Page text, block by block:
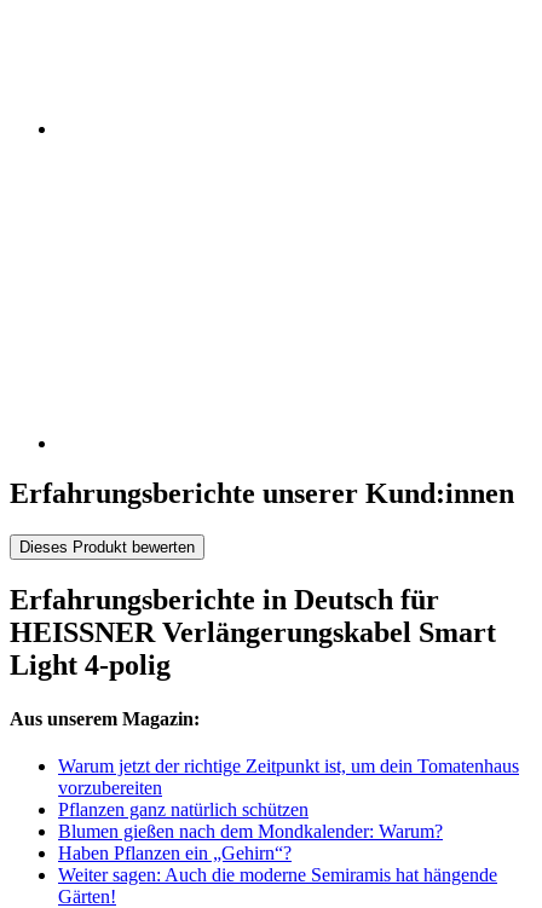
Erfahrungsberichte unserer Kund:innen
Dieses Produkt bewerten
Erfahrungsberichte in Deutsch für
HEISSNER Verlängerungskabel Smart
Light 4-polig
Aus unserem Magazin:
Warum jetzt der richtige Zeitpunkt ist, um dein Tomatenhaus
vorzubereiten
Pflanzen ganz natürlich schützen
Blumen gießen nach dem Mondkalender: Warum?
Haben Pflanzen ein „Gehirn“?
Weiter sagen: Auch die moderne Semiramis hat hängende
Gärten!